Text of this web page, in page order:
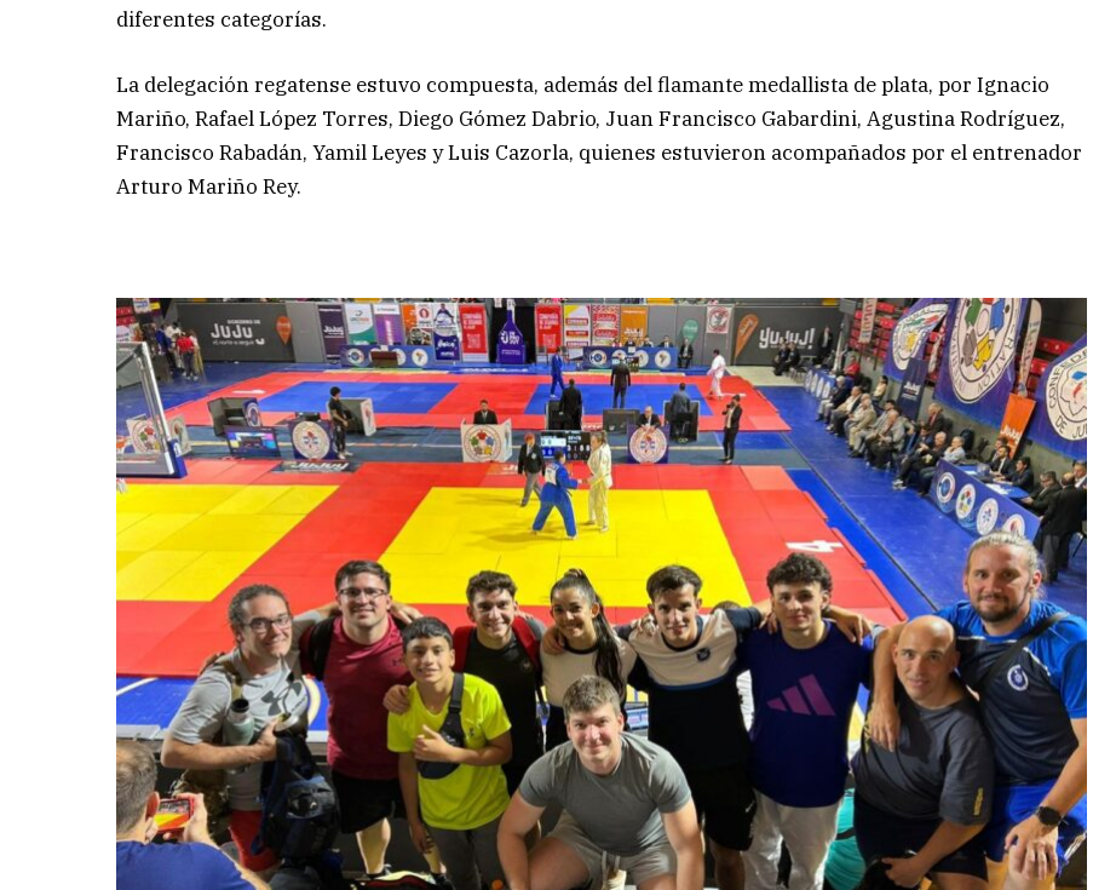
diferentes categorías.
La delegación regatense estuvo compuesta, además del flamante medallista de plata, por Ignacio
Mariño, Rafael López Torres, Diego Gómez Dabrio, Juan Francisco Gabardini, Agustina Rodríguez,
Francisco Rabadán, Yamil Leyes y Luis Cazorla, quienes estuvieron acompañados por el entrenador
Arturo Mariño Rey.